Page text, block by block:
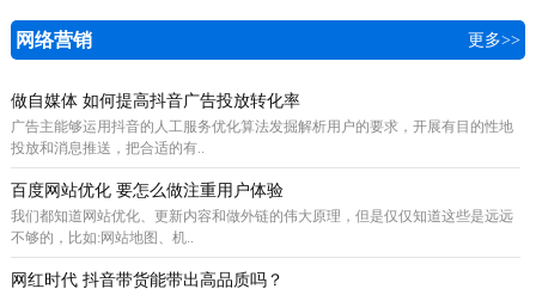
网络营销 更多>>
做自媒体 如何提高抖音广告投放转化率
广告主能够运用抖音的人工服务优化算法发掘解析用户的要求，开展有目的性地
投放和消息推送，把合适的有..
百度网站优化 要怎么做注重用户体验
我们都知道网站优化、更新内容和做外链的伟大原理，但是仅仅知道这些是远远
不够的，比如:网站地图、机..
网红时代 抖音带货能带出高品质吗？